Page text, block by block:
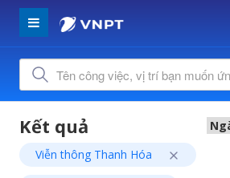
Viễn thông Thanh Hóa